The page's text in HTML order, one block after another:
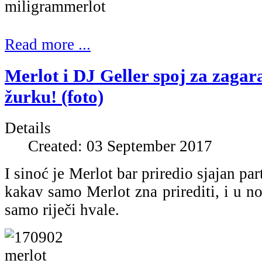
Read more ...
Merlot i DJ Geller spoj za
žurku! (foto)
Details
Created: 03 September 2017
I sinoć je Merlot bar priredio sjajan
kakav samo Merlot zna prirediti, i u
samo riječi hvale.